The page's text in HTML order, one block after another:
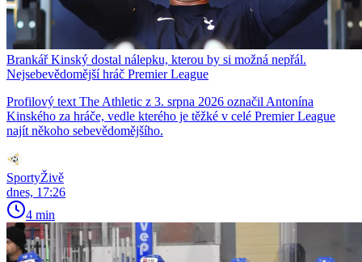
Brankář Kinský dostal nálepku, kterou by si možná nepřál.
Nejsebevědomější hráč Premier League
Profilový text The Athletic z 3. srpna 2026 označil Antonína
Kinského za hráče, vedle kterého je těžké v celé Premier League
najít někoho sebevědomějšího.
SportyŽivě
dnes, 17:26
4 min